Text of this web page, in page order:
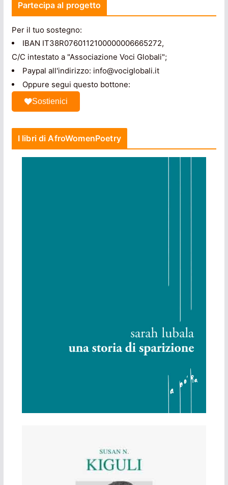
Partecipa al progetto
Per il tuo sostegno:
IBAN IT38R0760112100000006665272,
C/C intestato a "Associazione Voci Globali";
Paypal all'indirizzo: info@vociglobali.it
Oppure segui questo bottone:
Sostienici
I libri di AfroWomenPoetry